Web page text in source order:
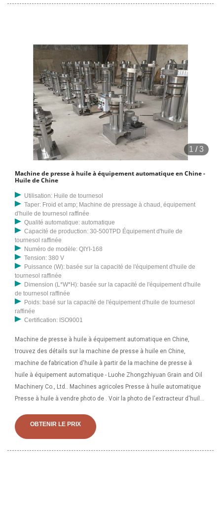
1 /3
Machine de presse à huile à équipement automatique en Chine -
Huile de Chine
Utilisation: Huile de tournesol
Taper: Froid et amp; Machine de pressage à chaud, équipement
d'huile de tournesol raffinée
Qualité automatique: automatique
Capacité de production: 30-500TPD Équipement d'huile de
tournesol raffinée
Numéro de modèle: QIYI-168
Tension: 380 V
Puissance (W): basée sur la capacité de l'équipement d'huile de
tournesol raffinée
Dimension (L*W*H): basée sur la capacité de l'équipement d'huile
de tournesol raffinée
Poids: basé sur la capacité de l'équipement d'huile de tournesol
raffinée
Certification: ISO9001
Machine de presse à huile à équipement automatique en Chine,
trouvez des détails sur la machine de presse à huile en Chine,
machine de fabrication d'huile à partir de la machine de presse à
huile à équipement automatique - Luohe Zhongzhiyuan Grain and Oil
Machinery Co., Ltd.. Machines agricoles Presse à huile automatique
Presse à huile à vendre photo de . Voir la photo de l'extracteur d'huile
Contactez les fournisseurs chinois pour plus de produits et de prix.
OBTENIR LE PRIX